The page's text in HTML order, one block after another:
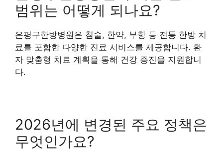
범위는 어떻게 되나요?
은평구한방병원은 침술, 한약, 부항 등 전통 한방 치
료를 포함한 다양한 진료 서비스를 제공합니다. 환
자 맞춤형 치료 계획을 통해 건강 증진을 지원합니
다.
2026년에 변경된 주요 정책은
무엇인가요?